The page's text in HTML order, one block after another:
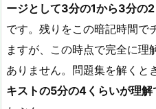
ージとして3分の1から3分の
です。残りをこの暗記時間で
ますが、この時点で完全に理
ありません。問題集を解くと
キストの5分の4くらいが理解